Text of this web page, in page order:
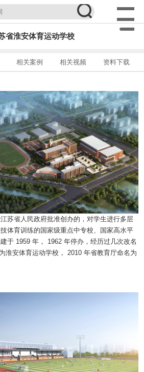
省淮安体育运动学校
相关案例 相关视频 资料下载
苏省人民政府批准创办的，对学生进行多层
体育训练的国家级重点中专校、国家高水平
于 1959 年， 1962 年停办，经历过几次改名
淮安体育运动学校， 2010 年省教育厅命名为